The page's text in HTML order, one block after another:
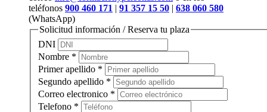
teléfonos 900 460 171 | 91 357 15 50 | 638 060 580
(WhatsApp)
Solicitud información / Reserva tu plaza
DNI
Nombre *
Primer apellido *
Segundo apellido *
Correo electronico *
Telefono *